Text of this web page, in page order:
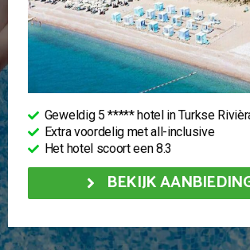
Geweldig 5 ***** hotel in Turkse
Extra voordelig met all-inclusive
Het hotel scoort een 8.3
BEKIJK